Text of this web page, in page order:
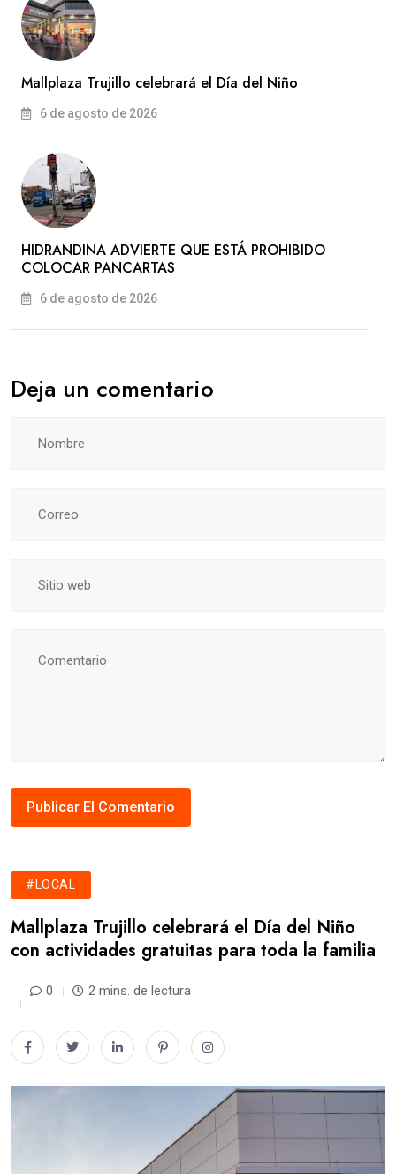
Mallplaza Trujillo celebrará el Día del Niño
6 de agosto de 2026
HIDRANDINA ADVIERTE QUE ESTÁ PROHIBIDO
COLOCAR PANCARTAS
6 de agosto de 2026
Deja un comentario
#LOCAL
Mallplaza Trujillo celebrará el Día del Niño
con actividades gratuitas para toda la familia
0 2 mins. de lectura